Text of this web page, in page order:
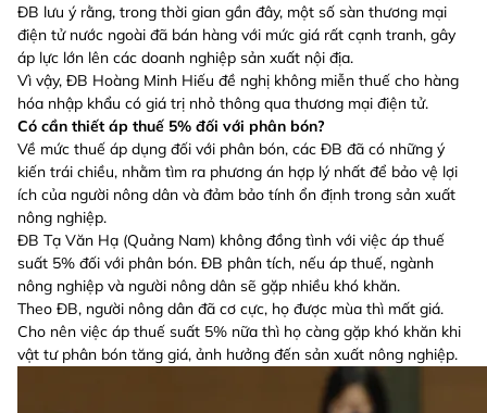
ĐB lưu ý rằng, trong thời gian gần đây, một số sàn thương mại
điện tử nước ngoài đã bán hàng với mức giá rất cạnh tranh, gây
áp lực lớn lên các doanh nghiệp sản xuất nội địa.
Vì vậy, ĐB Hoàng Minh Hiếu đề nghị không miễn thuế cho hàng
hóa nhập khẩu có giá trị nhỏ thông qua thương mại điện tử.
Có cần thiết áp thuế 5% đối với phân bón?
Về mức thuế áp dụng đối với phân bón, các ĐB đã có những ý
kiến trái chiều, nhằm tìm ra phương án hợp lý nhất để bảo vệ lợi
ích của người nông dân và đảm bảo tính ổn định trong sản xuất
nông nghiệp.
ĐB Tạ Văn Hạ (Quảng Nam) không đồng tình với việc áp thuế
suất 5% đối với phân bón. ĐB phân tích, nếu áp thuế, ngành
nông nghiệp và người nông dân sẽ gặp nhiều khó khăn.
Theo ĐB, người nông dân đã cơ cực, họ được mùa thì mất giá.
Cho nên việc áp thuế suất 5% nữa thì họ càng gặp khó khăn khi
vật tư phân bón tăng giá, ảnh hưởng đến sản xuất nông nghiệp.